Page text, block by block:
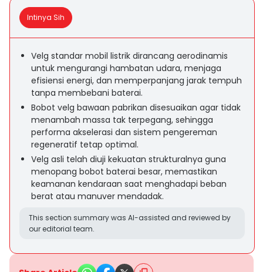
Intinya Sih
Velg standar mobil listrik dirancang aerodinamis
untuk mengurangi hambatan udara, menjaga
efisiensi energi, dan memperpanjang jarak tempuh
tanpa membebani baterai.
Bobot velg bawaan pabrikan disesuaikan agar tidak
menambah massa tak terpegang, sehingga
performa akselerasi dan sistem pengereman
regeneratif tetap optimal.
Velg asli telah diuji kekuatan strukturalnya guna
menopang bobot baterai besar, memastikan
keamanan kendaraan saat menghadapi beban
berat atau manuver mendadak.
This section summary was AI-assisted and reviewed by
our editorial team.